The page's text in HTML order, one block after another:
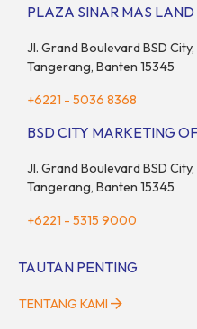
Fenomena urban ini kian
PLAZA SINAR MAS LAND
Jl. Grand Boulevard BSD
Tangerang, Banten 15345
+6221 - 5036 8368
BSD CITY MARKETING
Jl. Grand Boulevard BSD
Tangerang, Banten 15345
+6221 - 5315 9000
TAUTAN PENTING
TENTANG KAMI